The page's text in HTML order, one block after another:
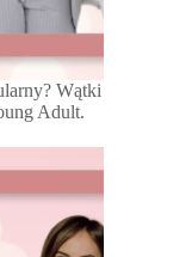
Wątki
Adult.